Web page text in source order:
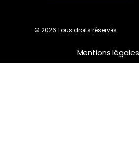
© 2026 Tous droits réservés.
Mentions légales